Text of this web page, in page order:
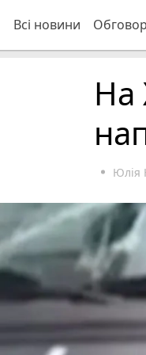
Всі новини
На
Юлія